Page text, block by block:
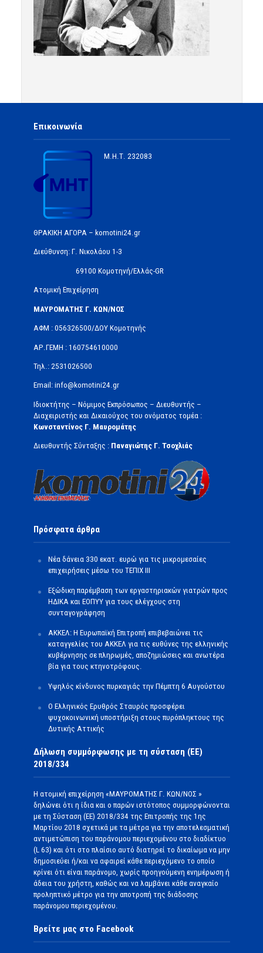
Επικοινωνία
Μ.Η.Τ. 232083
ΘΡΑΚΙΚΗ ΑΓΟΡΑ – komotini24.gr
Διεύθυνση: Γ. Νικολάου 1-3
69100 Κομοτηνή/Ελλάς-GR
Ατομική Επιχείρηση
ΜΑΥΡΟΜΑΤΗΣ Γ. ΚΩΝ/ΝΟΣ
ΑΦΜ : 056326500/ΔOΥ Κομοτηνής
ΑΡ.ΓΕΜΗ : 160754610000
Τηλ.: 2531026500
Email: info@komotini24.gr
Ιδιοκτήτης – Νόμιμος Εκπρόσωπος – Διευθυντής –
Διαχειριστής και Δικαιούχος του ονόματος τομέα :
Κωνσταντίνος Γ. Μαυρομάτης
Διευθυντής Σύνταξης : Παναγιώτης Γ. Τσοχλιάς
Πρόσφατα άρθρα
Νέα δάνεια 330 εκατ. ευρώ για τις μικρομεσαίες
επιχειρήσεις μέσω του ΤΕΠΙΧ ΙΙΙ
Εξώδικη παρέμβαση των εργαστηριακών γιατρών προς
ΗΔΙΚΑ και ΕΟΠΥΥ για τους ελέγχους στη
συνταγογράφηση
ΑΚΚΕΛ: Η Ευρωπαϊκή Επιτροπή επιβεβαιώνει τις
καταγγελίες του ΑΚΚΕΛ για τις ευθύνες της ελληνικής
κυβέρνησης σε πληρωμές, αποζημιώσεις και ανωτέρα
βία για τους κτηνοτρόφους.
Υψηλός κίνδυνος πυρκαγιάς την Πέμπτη 6 Αυγούστου
Ο Ελληνικός Ερυθρός Σταυρός προσφέρει
ψυχοκοινωνική υποστήριξη στους πυρόπληκτους της
Δυτικής Αττικής
Δήλωση συμμόρφωσης με τη σύσταση (ΕΕ)
2018/334
Η ατομική επιχείρηση «ΜΑΥΡΟΜΑΤΗΣ Γ. ΚΩΝ/ΝΟΣ »
δηλώνει ότι η ίδια και ο παρών ιστότοπος συμμορφώνονται
με τη Σύσταση (ΕΕ) 2018/334 της Επιτροπής της 1ης
Μαρτίου 2018 σχετικά με τα μέτρα για την αποτελεσματική
αντιμετώπιση του παράνομου περιεχομένου στο διαδίκτυο
(L 63) και ότι στο πλαίσιο αυτό διατηρεί το δικαίωμα να μην
δημοσιεύει ή/και να αφαιρεί κάθε περιεχόμενο το οποίο
κρίνει ότι είναι παράνομο, χωρίς προηγούμενη ενημέρωση ή
άδεια του χρήστη, καθώς και να λαμβάνει κάθε αναγκαίο
προληπτικό μέτρο για την αποτροπή της διάδοσης
παράνομου περιεχομένου.
Βρείτε μας στο Facebook